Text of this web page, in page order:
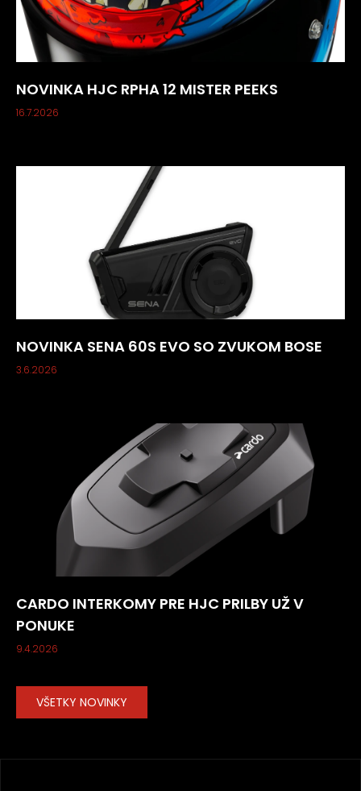
NOVINKA HJC RPHA 12 MISTER PEEKS
16.7.2026
NOVINKA SENA 60S EVO SO ZVUKOM BOSE
3.6.2026
CARDO INTERKOMY PRE HJC PRILBY UŽ V
PONUKE
9.4.2026
VŠETKY NOVINKY